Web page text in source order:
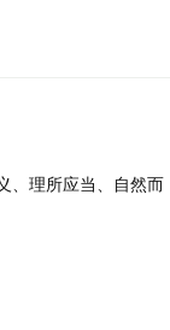
、理所应当、自然而